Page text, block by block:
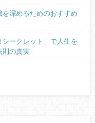
深めるためのおすすめ
シークレット」で人生を
則の真実